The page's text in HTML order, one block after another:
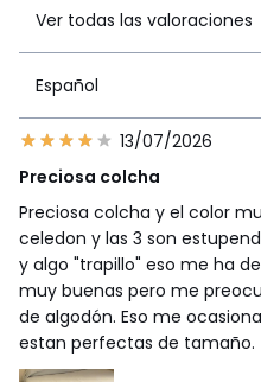
Ver todas las valoraciones
Español
13/07/2026
Preciosa colcha
Preciosa colcha y el color
celedon y las 3 son
y algo "trapillo" eso me ha
muy buenas pero me
de algodón. Eso me
estan perfectas de tamaño.